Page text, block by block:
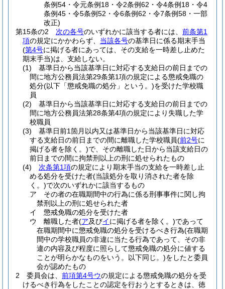
条例54・令元条例18・令2条例62・令4条例18・令4
条例45・令5条例52・令6条例62・令7条例58・一部
改正)
第15条の2
次の各号のいずれかに該当する者には、 前条第1
項の規定にかかわらず、 当該各号の基準日に係る期末手当
(第4号に掲げる者にあっては、その支給を一時差し止めた
期末手当)は、支給しない。
(1)
基準日から当該基準日に対応する支給日の前日までの
間に地方公務員法第29条第1項の規定による懲戒免職の
処分(以下「懲戒免職の処分」という。)を受けた学校職
員
(2)
基準日から当該基準日に対応する支給日の前日までの
間に地方公務員法第28条第4項の規定により失職した学
校職員
(3)
基準日前1箇月以内又は基準日から当該基準日に対応
する支給日の前日までの間に離職した学校職員(前2号に
掲げる者を除く。)で、その離職した日から当該支給日の
前日までの間に拘禁刑以上の刑に処せられたもの
(4)
次条第1項の規定により期末手当の支給を一時差し止
める処分を受けた者(当該処分を取り消された者を除
く。)で次のいずれかに該当するもの
ア
その者の在職期間中の行為に係る刑事事件に関し拘
禁刑以上の刑に処せられた者
イ
懲戒免職の処分を受けた者
ウ
離職した者(ア及びイに掲げる者を除く。)であって
在職期間中に懲戒免職の処分を受けるべき行為(在職期
間中の学校職員の非違に当たる行為であって、その非
違の内容及び程度に照らして懲戒免職の処分に値する
ことが明らかなものをいう。以下同じ。)をしたと委員
会が認めたもの
2
委員会は、 前項第4号ウの規定による懲戒免職の処分を受
けるべき行為をしたことの認定を行おうとするときは、徳